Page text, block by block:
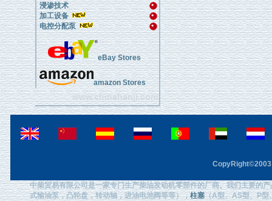
浸渗技术
加工设备
电控分配泵
eBay Stores
amazon Stores
www.chinahanji.com
中柴贸易有限公司是一家专门生产柴油发动机零部件的厂商。我们主要的产
式输油泵，凸轮盘，转动轴，进油电池阀等等），柱塞（A型、AS型、P型